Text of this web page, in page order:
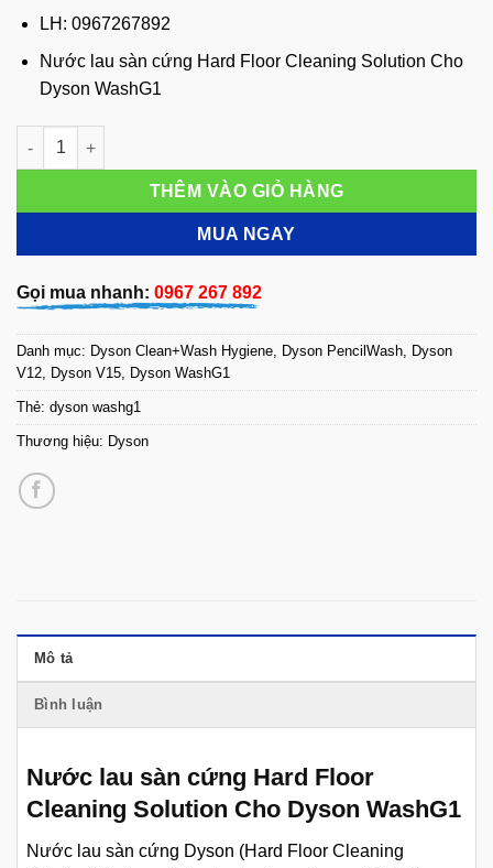
LH: 0967267892
Nước lau sàn cứng Hard Floor Cleaning Solution Cho
Dyson WashG1
Nước lau sàn cứng Hard Floor Cleaning Solution Cho Dyson
THÊM VÀO GIỎ HÀNG
MUA NGAY
Gọi mua nhanh: 0967 267 892
Danh mục: Dyson Clean+Wash Hygiene, Dyson PencilWash, Dyson
V12, Dyson V15, Dyson WashG1
Thẻ: dyson washg1
Thương hiệu: Dyson
Mô tả
Bình luận
Nước lau sàn cứng Hard Floor
Cleaning Solution Cho Dyson WashG1
Nước lau sàn cứng Dyson (Hard Floor Cleaning